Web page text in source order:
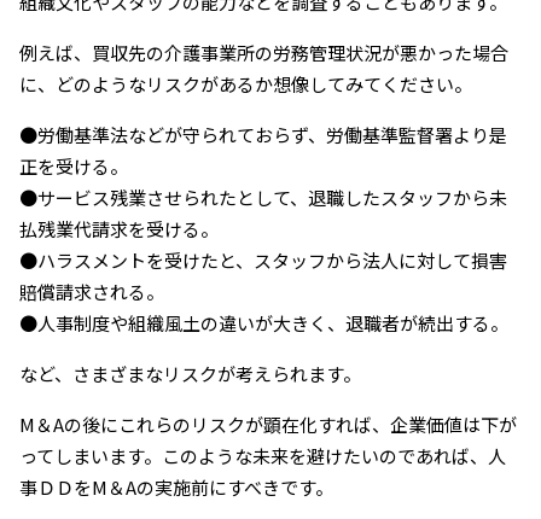
例えば、買収先の介護事業所の労務管理状況が悪かった場合
に、どのようなリスクがあるか想像してみてください。
●労働基準法などが守られておらず、労働基準監督署より是
正を受ける。
●サービス残業させられたとして、退職したスタッフから未
払残業代請求を受ける。
●ハラスメントを受けたと、スタッフから法人に対して損害
賠償請求される。
●人事制度や組織風土の違いが大きく、退職者が続出する。
など、さまざまなリスクが考えられます。
M＆Aの後にこれらのリスクが顕在化すれば、企業価値は下が
ってしまいます。このような未来を避けたいのであれば、人
事ＤＤをM＆Aの実施前にすべきです。